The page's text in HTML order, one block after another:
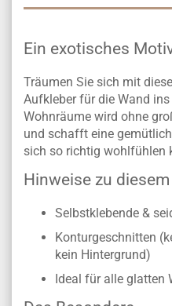
Ein exotisches
Träumen Sie sich mit
Aufkleber für die Wand
Wohnräume wird ohne
und schafft eine
sich so richtig wohlfühlen
Hinweise zu
Selbstklebende &
Konturgeschnitten
kein Hintergrund)
Ideal für alle glatten